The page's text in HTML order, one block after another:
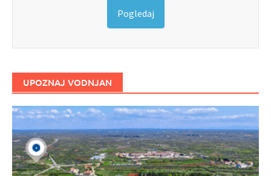
Pogledaj
UPOZNAJ VODNJAN